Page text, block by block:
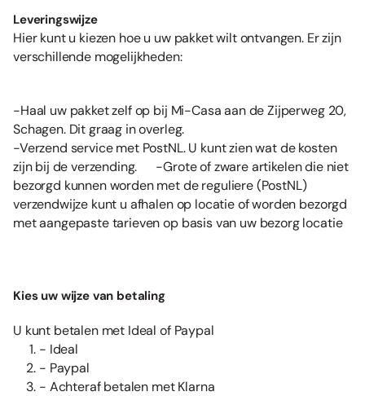
Leveringswijze
Hier kunt u kiezen hoe u uw pakket wilt ontvangen. Er zijn
verschillende mogelijkheden:
-Haal uw pakket zelf op bij Mi-Casa aan de Zijperweg 20,
Schagen. Dit graag in overleg.
-Verzend service met PostNL. U kunt zien wat de kosten
zijn bij de verzending. -Grote of zware artikelen die niet
bezorgd kunnen worden met de reguliere (PostNL)
verzendwijze kunt u afhalen op locatie of worden bezorgd
met aangepaste tarieven op basis van uw bezorg locatie
Kies uw wijze van betaling
U kunt betalen met Ideal of Paypal
- Ideal
- Paypal
- Achteraf betalen met Klarna